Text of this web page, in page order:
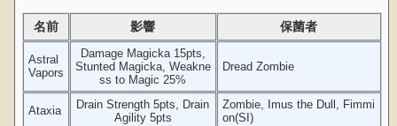
名前 影響 保菌者
Astral
Vapors
Damage Magicka 15pts,
Stunted Magicka, Weakne
ss to Magic 25%
Dread Zombie
Ataxia
Drain Strength 5pts, Drain
Agility 5pts
Zombie, Imus the Dull, Fimmi
on(SI)